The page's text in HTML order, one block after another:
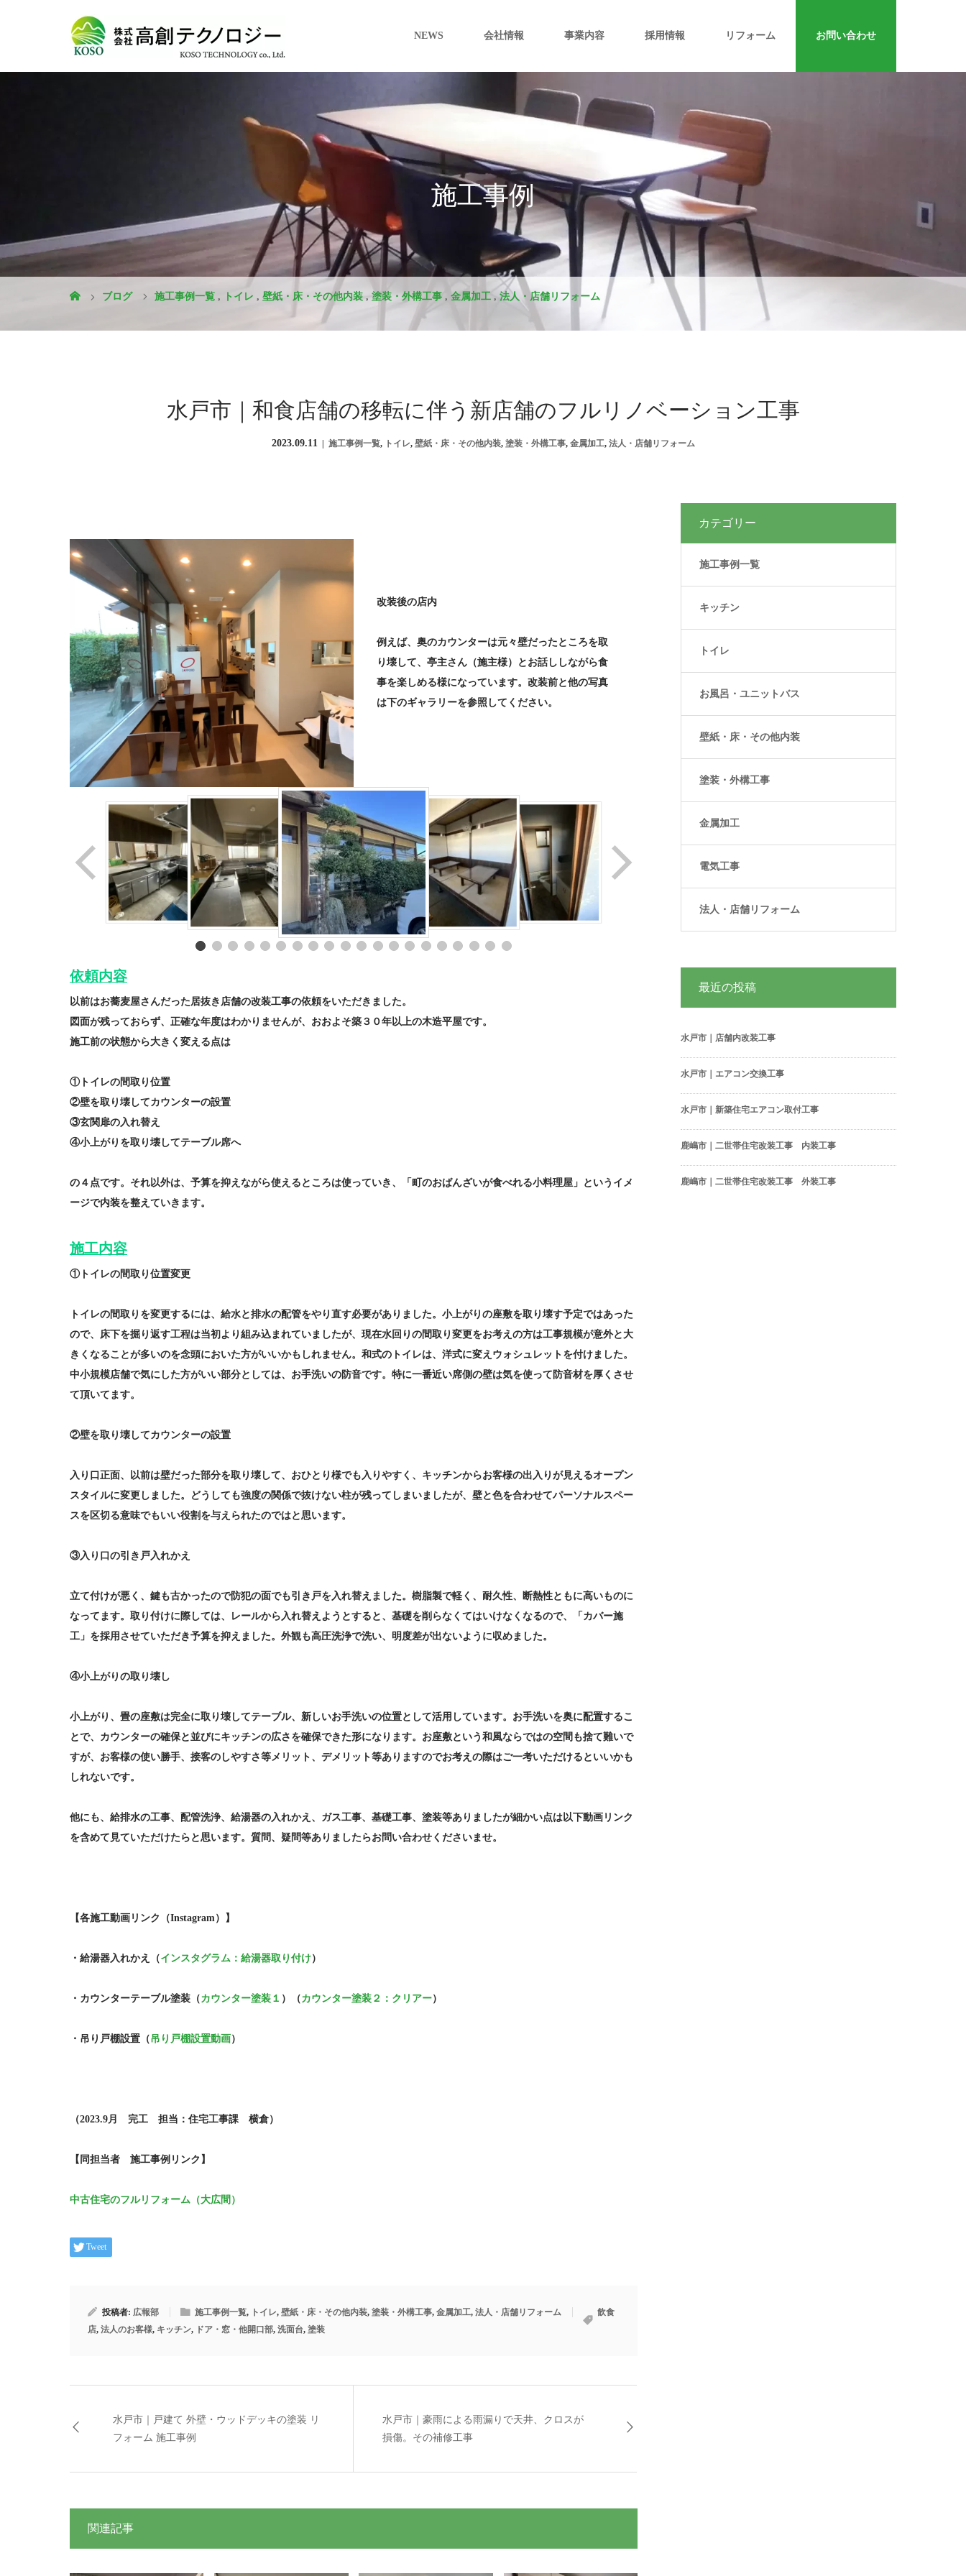
NEWS 会社情報 事業内容 採用情報 リフォーム お問い合わせ
施工事例
ブログ 施工事例一覧 , トイレ , 壁紙・床・その他内装 , 塗装・外構工事 , 金属加工 , 法人・店舗リフォーム
水戸市｜和食店舗の移転に伴う新店舗のフルリノベーション工事
2023.09.11 施工事例一覧, トイレ, 壁紙・床・その他内装, 塗装・外構工事, 金属加工, 法人・店舗リフォーム
改装後の店内
例えば、奥のカウンターは元々壁だったところを取
り壊して、亭主さん（施主様）とお話ししながら食
事を楽しめる様になっています。改装前と他の写真
は下のギャラリーを参照してください。
依頼内容
以前はお蕎麦屋さんだった居抜き店舗の改装工事の依頼をいただきました。
図面が残っておらず、正確な年度はわかりませんが、おおよそ築３０年以上の木造平屋です。
施工前の状態から大きく変える点は
①トイレの間取り位置
②壁を取り壊してカウンターの設置
③玄関扉の入れ替え
④小上がりを取り壊してテーブル席へ
の４点です。それ以外は、予算を抑えながら使えるところは使っていき、「町のおばんざいが食べれる小料理屋」というイメ
ージで内装を整えていきます。
施工内容
①トイレの間取り位置変更
トイレの間取りを変更するには、給水と排水の配管をやり直す必要がありました。小上がりの座敷を取り壊す予定ではあった
ので、床下を掘り返す工程は当初より組み込まれていましたが、現在水回りの間取り変更をお考えの方は工事規模が意外と大
きくなることが多いのを念頭においた方がいいかもしれません。和式のトイレは、洋式に変えウォシュレットを付けました。
中小規模店舗で気にした方がいい部分としては、お手洗いの防音です。特に一番近い席側の壁は気を使って防音材を厚くさせ
て頂いてます。
②壁を取り壊してカウンターの設置
入り口正面、以前は壁だった部分を取り壊して、おひとり様でも入りやすく、キッチンからお客様の出入りが見えるオープン
スタイルに変更しました。どうしても強度の関係で抜けない柱が残ってしまいましたが、壁と色を合わせてパーソナルスペー
スを区切る意味でもいい役割を与えられたのではと思います。
③入り口の引き戸入れかえ
立て付けが悪く、鍵も古かったので防犯の面でも引き戸を入れ替えました。樹脂製で軽く、耐久性、断熱性ともに高いものに
なってます。取り付けに際しては、レールから入れ替えようとすると、基礎を削らなくてはいけなくなるので、「カバー施
工」を採用させていただき予算を抑えました。外観も高圧洗浄で洗い、明度差が出ないように収めました。
④小上がりの取り壊し
小上がり、畳の座敷は完全に取り壊してテーブル、新しいお手洗いの位置として活用しています。お手洗いを奥に配置するこ
とで、カウンターの確保と並びにキッチンの広さを確保できた形になります。お座敷という和風ならではの空間も捨て難いで
すが、お客様の使い勝手、接客のしやすさ等メリット、デメリット等ありますのでお考えの際はご一考いただけるといいかも
しれないです。
他にも、給排水の工事、配管洗浄、給湯器の入れかえ、ガス工事、基礎工事、塗装等ありましたが細かい点は以下動画リンク
を含めて見ていただけたらと思います。質問、疑問等ありましたらお問い合わせくださいませ。
【各施工動画リンク（Instagram）】
・給湯器入れかえ（インスタグラム：給湯器取り付け）
・カウンターテーブル塗装（カウンター塗装１ ）（カウンター塗装２：クリアー）
・吊り戸棚設置（吊り戸棚設置動画）
（2023.9月 完工 担当：住宅工事課 横倉）
【同担当者 施工事例リンク】
中古住宅のフルリフォーム（大広間）
Tweet
投稿者: 広報部 施工事例一覧, トイレ, 壁紙・床・その他内装, 塗装・外構工事, 金属加工, 法人・店舗リフォーム
飲食
店, 法人のお客様, キッチン, ドア・窓・他開口部, 洗面台, 塗装
水戸市｜戸建て 外壁・ウッドデッキの塗装 リ
フォーム 施工事例
水戸市｜豪雨による雨漏りで天井、クロスが
損傷。その補修工事
関連記事
カテゴリー
施工事例一覧
キッチン
トイレ
お風呂・ユニットバス
壁紙・床・その他内装
塗装・外構工事
金属加工
電気工事
法人・店舗リフォーム
最近の投稿
水戸市｜店舗内改装工事
水戸市｜エアコン交換工事
水戸市｜新築住宅エアコン取付工事
鹿嶋市｜二世帯住宅改装工事 内装工事
鹿嶋市｜二世帯住宅改装工事 外装工事